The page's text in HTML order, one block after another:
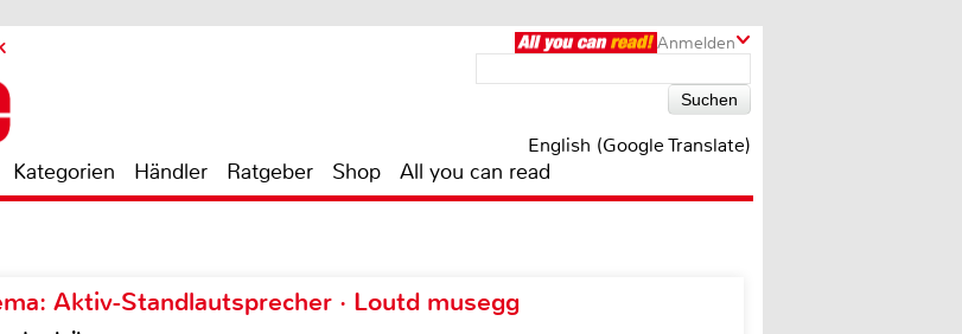
Anmelden
English (Google Translate)
Kategorien Händler Ratgeber Shop All you can read
Aktiv-Standlautsprecher · Loutd musegg